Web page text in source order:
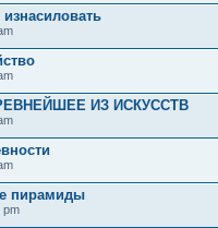
ИЗ ИСКУССТВ
пирамиды
pm